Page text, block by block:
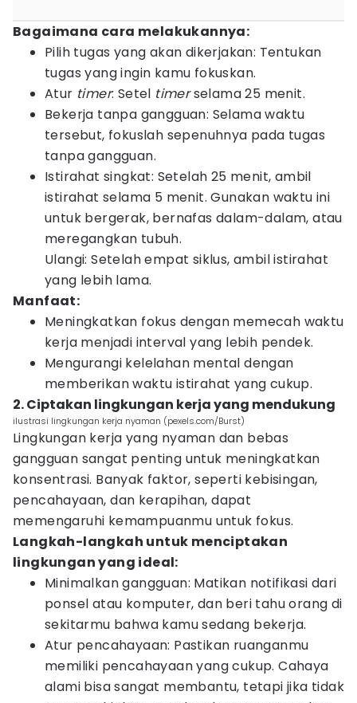
Bagaimana cara melakukannya:
Pilih tugas yang akan dikerjakan: Tentukan
tugas yang ingin kamu fokuskan.
Atur timer: Setel timerselama 25 menit.
Bekerja tanpa gangguan: Selama waktu
tersebut, fokuslah sepenuhnya pada tugas
tanpa gangguan.
Istirahat singkat: Setelah 25 menit, ambil
istirahat selama 5 menit. Gunakan waktu ini
untuk bergerak, bernafas dalam-dalam, atau
meregangkan tubuh.
Ulangi: Setelah empat siklus, ambil istirahat
yang lebih lama.
Manfaat:
Meningkatkan fokus dengan memecah waktu
kerja menjadi interval yang lebih pendek.
Mengurangi kelelahan mental dengan
memberikan waktu istirahat yang cukup.
2. Ciptakan lingkungan kerja yang mendukung
ilustrasi lingkungan kerja nyaman (pexels.com/Burst)
Lingkungan kerja yang nyaman dan bebas
gangguan sangat penting untuk meningkatkan
konsentrasi. Banyak faktor, seperti kebisingan,
pencahayaan, dan kerapihan, dapat
memengaruhi kemampuanmu untuk fokus.
Langkah-langkah untuk menciptakan
lingkungan yang ideal:
Minimalkan gangguan: Matikan notifikasi dari
ponsel atau komputer, dan beri tahu orang di
sekitarmu bahwa kamu sedang bekerja.
Atur pencahayaan: Pastikan ruanganmu
memiliki pencahayaan yang cukup. Cahaya
alami bisa sangat membantu, tetapi jika tidak